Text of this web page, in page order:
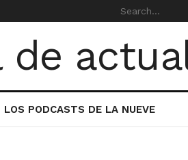
LOS PODCASTS DE LA NUEVE